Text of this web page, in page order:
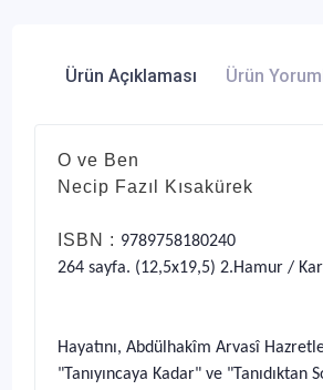
Ürün Açıklaması Ürün
O ve Ben
Necip Fazıl Kısakürek
ISBN : 9789758180240
264 sayfa. (12,5x19,5) 2.Hamur /
Hayatını, Abdülhakîm Arvasî
"Tanıyıncaya Kadar" ve "Tanıdıktan